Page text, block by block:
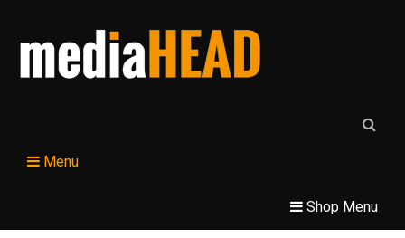
Menu
Shop Menu